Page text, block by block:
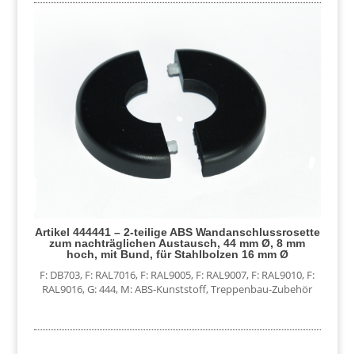
Artikel 444441 – 2-teilige ABS Wandanschlussrosette
zum nachträglichen Austausch, 44 mm Ø, 8 mm
hoch, mit Bund, für Stahlbolzen 16 mm Ø
F: DB703, F: RAL7016, F: RAL9005, F: RAL9007, F: RAL9010, F:
RAL9016,G: 444, M: ABS-Kunststoff,Treppenbau-Zubehör